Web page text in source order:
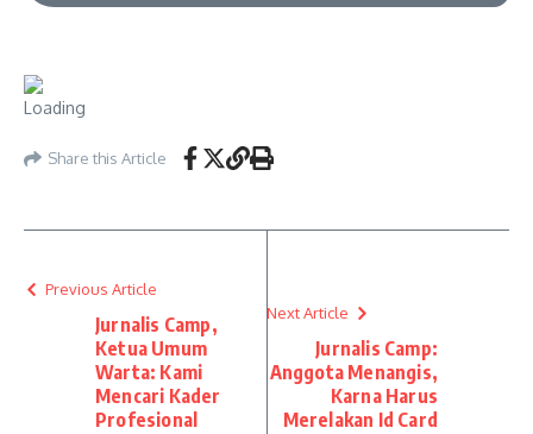
Share this Article
Previous Article
Jurnalis Camp,
Ketua Umum
Warta: Kami
Mencari Kader
Profesional
Next Article
Jurnalis Camp:
Anggota Menangis,
Karna Harus
Merelakan Id Card